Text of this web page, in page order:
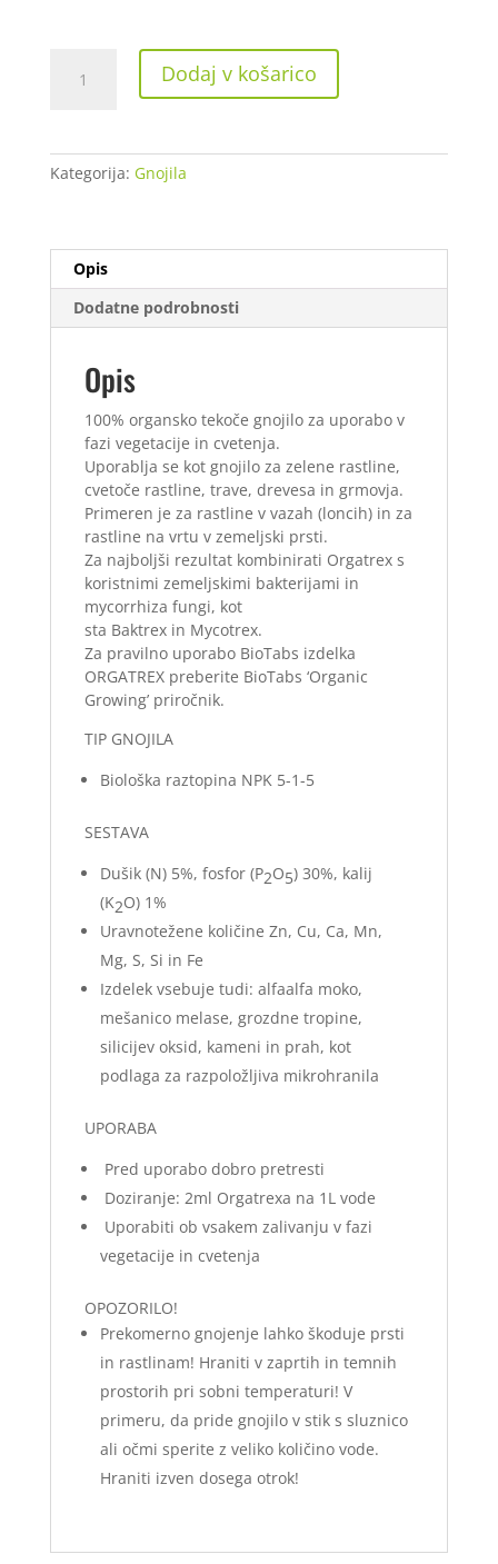
Orgatrex
količina
Dodaj v košarico
Kategorija: Gnojila
Opis
Dodatne podrobnosti
Opis
100% organsko tekoče gnojilo za uporabo v
fazi vegetacije in cvetenja.
Uporablja se kot gnojilo za zelene rastline,
cvetoče rastline, trave, drevesa in grmovja.
Primeren je za rastline v vazah (loncih) in za
rastline na vrtu v zemeljski prsti.
Za najboljši rezultat kombinirati Orgatrex s
koristnimi zemeljskimi bakterijami in
mycorrhiza fungi, kot
sta Baktrex in Mycotrex.
Za pravilno uporabo BioTabs izdelka
ORGATREX preberite BioTabs ‘Organic
Growing’ priročnik.
TIP GNOJILA
Biološka raztopina NPK 5-1-5
SESTAVA
Dušik (N) 5%, fosfor (P2O5) 30%, kalij
(K2O) 1%
Uravnotežene količine Zn, Cu, Ca, Mn,
Mg, S, Si in Fe
Izdelek vsebuje tudi: alfaalfa moko,
mešanico melase, grozdne tropine,
silicijev oksid, kameni in prah, kot
podlaga za razpoložljiva mikrohranila
UPORABA
Pred uporabo dobro pretresti
Doziranje: 2ml Orgatrexa na 1L vode
Uporabiti ob vsakem zalivanju v fazi
vegetacije in cvetenja
OPOZORILO!
Prekomerno gnojenje lahko škoduje prsti
in rastlinam! Hraniti v zaprtih in temnih
prostorih pri sobni temperaturi! V
primeru, da pride gnojilo v stik s sluznico
ali očmi sperite z veliko količino vode.
Hraniti izven dosega otrok!